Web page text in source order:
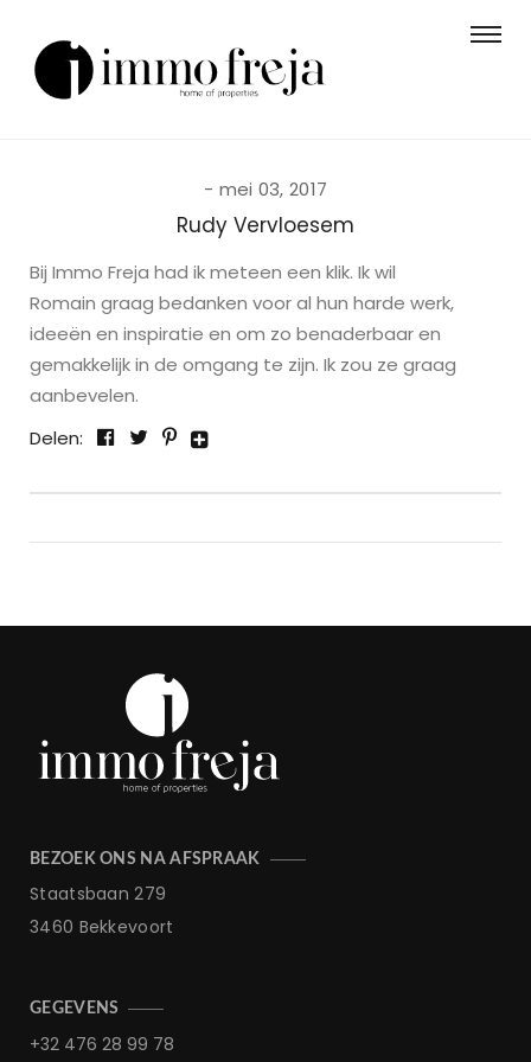
mei 03, 2017
Rudy Vervloesem
Bij Immo Freja had ik meteen een klik. Ik wil
Romain graag bedanken voor al hun harde werk,
ideeën en inspiratie en om zo benaderbaar en
gemakkelijk in de omgang te zijn. Ik zou ze graag
aanbevelen.
Delen:
BEZOEK ONS NA AFSPRAAK
Staatsbaan 279
3460 Bekkevoort
GEGEVENS
+32 476 28 99 78